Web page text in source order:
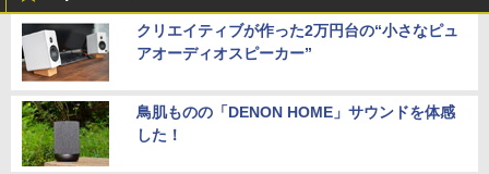
クリエイティブが作った2万円台の“小さなピュ
アオーディオスピーカー”
鳥肌ものの「DENON HOME」サウンドを体感
した！